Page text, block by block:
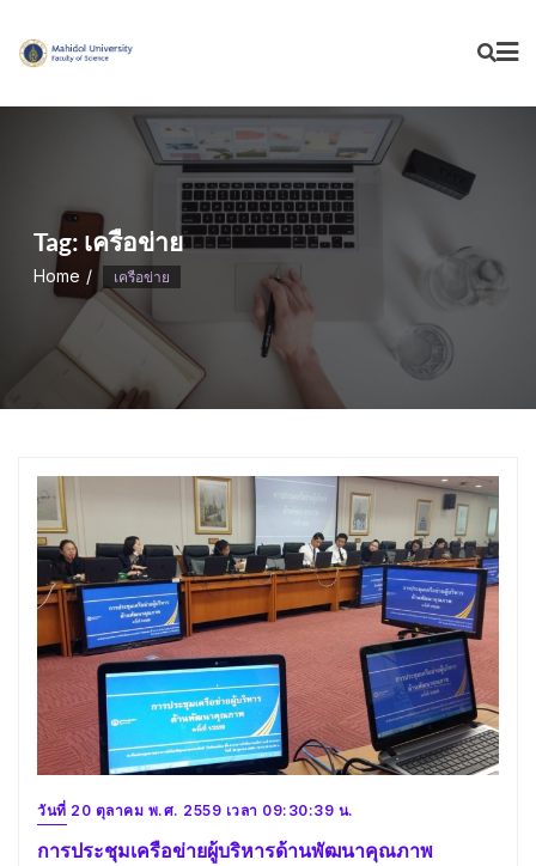
content
Tag: เครือข่าย
Home เครือข่าย
วันที่ 20 ตุลาคม พ.ศ. 2559 เวลา 09:30:39 น.
การประชุมเครือข่ายผู้บริหารด้านพัฒนาคุณภาพ